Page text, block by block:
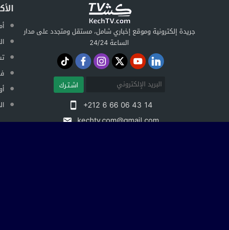
جريدة إلكترونية وموقع إخباري شامل، مستقل ومتجدد على مدار
الساعة 24/24
اشـتـرك
+212 6 66 06 43 14
kechtv.com@gmail.com